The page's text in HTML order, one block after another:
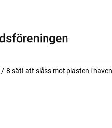
8 sätt att slåss mot plasten i haven